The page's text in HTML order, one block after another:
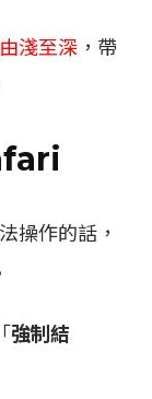
淺至深 ，帶
操作的話，
強制結